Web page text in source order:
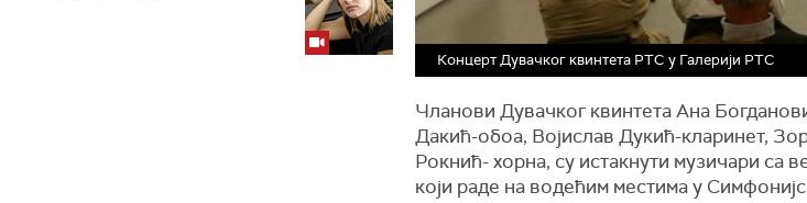
Концерт Дувачког квинтета РТС у Галерији РТС
Чланови Дувачког квинтета Ана
Дакић-обоа, Војислав Дукић-кларинет,
Рокнић- хорна, су истакнути музичари са
који раде на водећим местима у